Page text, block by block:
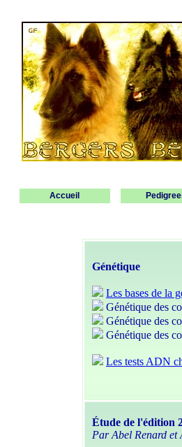
Accueil
Génétique
Les bases de la
Génétique des
Génétique des
Génétique des
Les tests ADN
Étude de l'édition
Par Abel Renard et